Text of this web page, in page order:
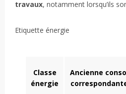
travaux, notamment lorsqu’ils
Etiquette énergie
Classe
énergie
Ancienne